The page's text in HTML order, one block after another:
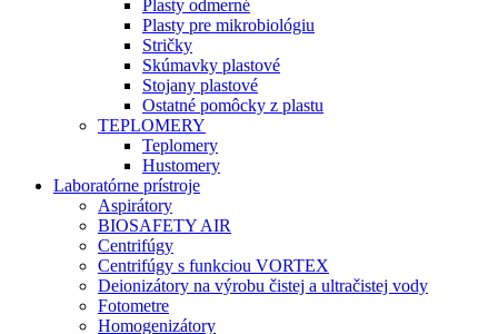
Plasty odmerné
Plasty pre mikrobiológiu
Stričky
Skúmavky plastové
Stojany plastové
Ostatné pomôcky z plastu
TEPLOMERY
Teplomery
Hustomery
Laboratórne prístroje
Aspirátory
BIOSAFETY AIR
Centrifúgy
Centrifúgy s funkciou VORTEX
Deionizátory na výrobu čistej a ultračistej vody
Fotometre
Homogenizátory